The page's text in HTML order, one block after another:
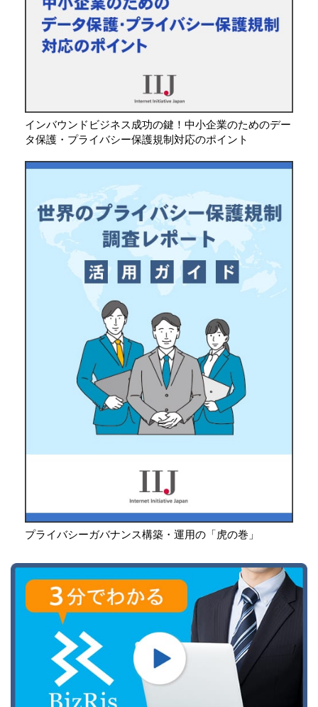
インバウンドビジネス成功の鍵！中小企業のためのデー
タ保護・プライバシー保護規制対応のポイント
プライバシーガバナンス構築・運用の「虎の巻」